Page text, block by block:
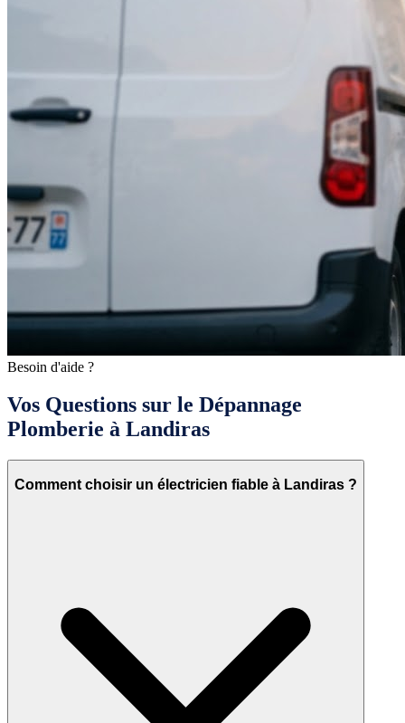
Besoin d'aide ?
Vos Questions sur le Dépannage
Plomberie à Landiras
Comment choisir un électricien fiable à Landiras ?